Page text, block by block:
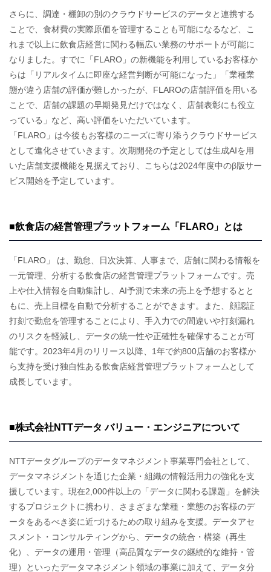
さらに、調達・棚卸の別のクラウドサービスのデータと連携する
ことで、食材費の実際原価を管理することも可能になるなど、こ
れまで以上に飲食店経営に関わる幅広い業務のサポートが可能に
なりました。すでに「FLARO」の新機能を利用しているお客様か
らは「リアルタイムに即座な経営判断が可能になった」「業種業
態が違う店舗の評価が難しかったが、FLAROの店舗評価を用いる
ことで、店舗の課題の早期発見だけではなく、店舗表彰にも役立
っている」など、高い評価をいただいています。
「FLARO」は今後もお客様のニーズに寄り添うクラウドサービス
として進化させていきます。次期開発の予定としては生成AIを用
いた店舗支援機能を見据えており、こちらは2024年度中のβ版サー
ビス開始を予定しています。
■飲食店の経営管理プラットフォーム「FLARO」とは
「FLARO」 は、勤怠、日次決算、人事まで、店舗に関わる情報を
一元管理、分析する飲食店の経営管理プラットフォームです。売
上や仕入情報を自動集計し、AI予測で未来の売上を予想するとと
もに、売上目標を自動で分析することができます。また、顔認証
打刻で勤怠を管理することにより、手入力での間違いや打刻漏れ
のリスクを軽減し、データの統一性や正確性を確保することが可
能です。2023年4月のリリース以降、1年で約800店舗のお客様か
ら支持を受け独自性ある飲食店経営管理プラットフォームとして
成長しています。
■株式会社NTTデータ バリュー・エンジニアについて
NTTデータグループのデータマネジメント事業専門会社として、
データマネジメントを通じた企業・組織の情報活用力の強化を支
援しています。現在2,000件以上の「データに関わる課題」を解決
するプロジェクトに携わり、さまざまな業種・業態のお客様のデ
ータをあるべき姿に近づけるための取り組みを支援。データアセ
スメント・コンサルティングから、データの統合・構築（再生
化）、データの運用・管理（高品質なデータの継続的な維持・管
理）といったデータマネジメント領域の事業に加えて、データ分